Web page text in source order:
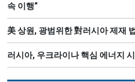
속 이행”
美 상원, 광범위한 對러시아 제재
러시아, 우크라이나 핵심 에너지